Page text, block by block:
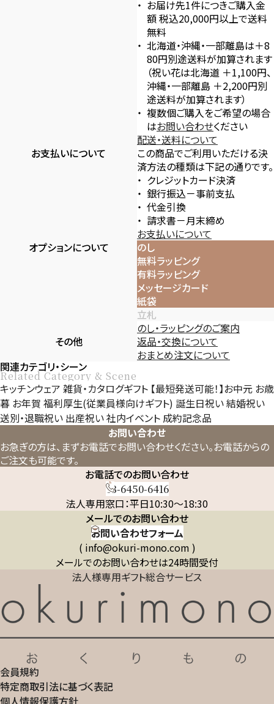
お届け先1件につきご購入金
額 税込20,000円以上で送料
無料
北海道・沖縄・一部離島は＋8
80円別途送料が加算されます
（祝い花は北海道 ＋1,100円、
沖縄・一部離島 ＋2,200円別
途送料が加算されます）
複数個ご購入をご希望の場合
はお問い合わせください
配送・送料について
お支払いについて
この商品でご利用いただける決
済方法の種類は下記の通りです。
クレジットカード決済
銀行振込－事前支払
代金引換
請求書－月末締め
お支払いについて
オプションについて
のし
無料ラッピング
有料ラッピング
メッセージカード
紙袋
立札
のし・ラッピングのご案内
その他
返品・交換について
おまとめ注文について
関連カテゴリ・シーン
Related Category & Scene
キッチンウェア 雑貨・カタログギフト 【最短発送可能！】お中元 お歳
暮 お年賀 福利厚生(従業員様向けギフト) 誕生日祝い結婚祝い
送別・退職祝い 出産祝い社内イベント 成約記念品
お問い合わせ
お急ぎの方は、まずお電話でお問い合わせください。お電話からの
ご注文も可能です。
お電話でのお問い合わせ
03-6450-6416
法人専用窓口：平日10:30～18:30
メールでのお問い合わせ
お問い合わせフォーム
( info@okuri-mono.com )
メールでのお問い合わせは24時間受付
法人様専用ギフト総合サービス
会員規約
特定商取引法に基づく表記
個人情報保護方針